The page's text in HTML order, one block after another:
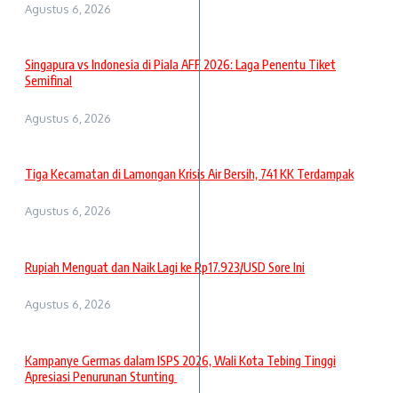
Agustus 6, 2026
Singapura vs Indonesia di Piala AFF 2026: Laga Penentu Tiket
Semifinal
Agustus 6, 2026
Tiga Kecamatan di Lamongan Krisis Air Bersih, 741 KK Terdampak
Agustus 6, 2026
Rupiah Menguat dan Naik Lagi ke Rp17.923/USD Sore Ini
Agustus 6, 2026
Kampanye Germas dalam ISPS 2026, Wali Kota Tebing Tinggi
Apresiasi Penurunan Stunting